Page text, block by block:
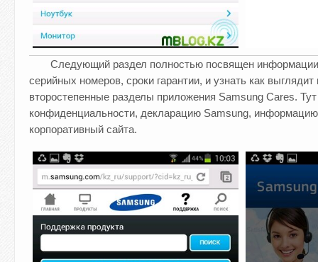
Следующий раздел полностью посвящен
серийных номеров, сроки гарантии, и узнать как
второстепенные разделы приложения Samsung Cares.
конфиденциальности, декларацию Samsung,
корпоративный сайта.